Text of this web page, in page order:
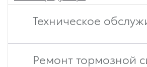
Техническое
Ремонт тормозной